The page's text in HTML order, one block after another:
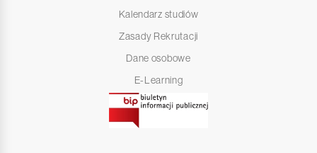
Kalendarz studiów
Zasady Rekrutacji
Dane osobowe
E-Learning